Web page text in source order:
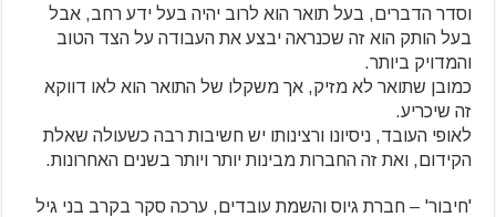
וסדר הדברים, בעל תואר הוא לרוב יהיה בעל ידע רחב, אבל
בעל הותק הוא זה שכנראה יבצע את העבודה על הצד הטוב
והמדויק ביותר.
כמובן שתואר לא מזיק, אך משקלו של התואר הוא לאו דווקא
זה שיכריע.
לאופי העובד, ניסיונו ורצינותו יש חשיבות רבה כשעולה שאלת
הקידום, ואת זה החברות מבינות יותר ויותר בשנים האחרונות.
'חיבור' – חברת גיוס והשמת עובדים, ערכה סקר בקרב בני גיל